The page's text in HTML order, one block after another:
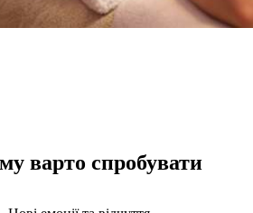
варто спробувати